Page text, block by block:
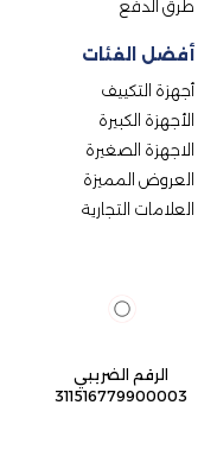
طرق الدفع
أفضل الفئات
أجهزة التكييف
الأجهزة الكبيرة
الاجهزة الصغيرة
العروض المميزة
العلامات التجارية
الرقم الضريبي
311516779900003